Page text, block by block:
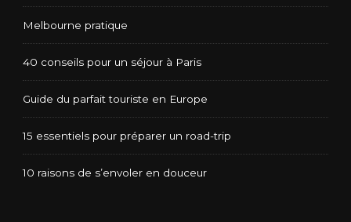
Melbourne pratique
40 conseils pour un séjour à Paris
Guide du parfait touriste en Europe
15 essentiels pour préparer un road-trip
10 raisons de s’envoler en douceur